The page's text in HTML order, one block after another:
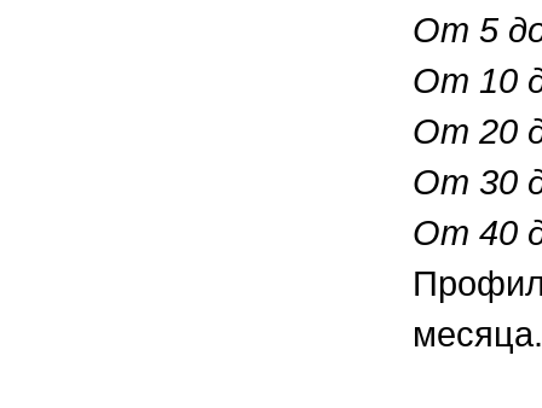
От 5
От 10
От 20
От 30
От 40